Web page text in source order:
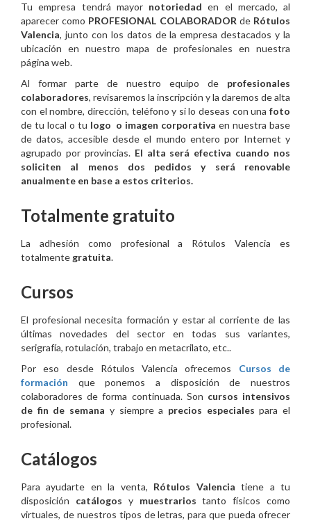
Tu empresa tendrá mayor notoriedaden el mercado, al
aparecer como PROFESIONAL COLABORADOR de Rótulos
Valencia, junto con los datos de la empresa destacados y la
ubicación en nuestro mapa de profesionales en nuestra
página web.
Al formar parte de nuestro equipo de profesionales
colaboradores, revisaremos la inscripción y la daremos de alta
con el nombre, dirección, teléfono y si lo deseas con una foto
de tu local o tu logo o imagen corporativaen nuestra base
de datos, accesible desde el mundo entero por Internet y
agrupado por provincias. El alta será efectiva cuando nos
soliciten al menos dos pedidos y será renovable
anualmente en base a estos criterios.
Totalmente gratuito
La adhesión como profesional a Rótulos Valencia es
totalmente gratuita.
Cursos
El profesional necesita formación y estar al corriente de las
últimas novedades del sector en todas sus variantes,
serigrafía, rotulación, trabajo en metacrilato, etc..
Por eso desde Rótulos Valencia ofrecemos Cursos de
formación
que ponemos a disposición de nuestros
colaboradores de forma continuada. Son cursos intensivos
de fin de semana y siempre a precios especialespara el
profesional.
Catálogos
Para ayudarte en la venta, Rótulos Valencia tiene a tu
disposición catálogos y muestrariostanto físicos como
virtuales, de nuestros tipos de letras, para que pueda ofrecer